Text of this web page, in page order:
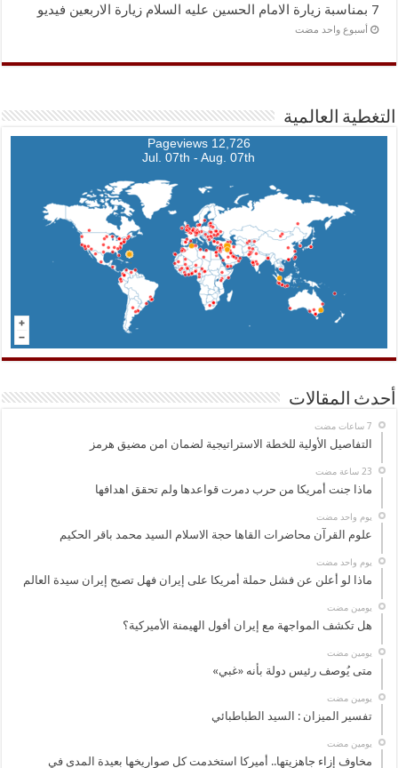
7 بمناسبة زيارة الامام الحسين عليه السلام زيارة الاربعين فيديو
‏أسبوع واحد مضت
التغطية العالمية
12,726 Pageviews
Jul. 07th - Aug. 07th
أحدث المقالات
التفاصيل الأولية للخطة الاستراتيجية لضمان امن مضيق هرمز
ماذا جنت أمريكا من حرب دمرت قواعدها ولم تحقق اهدافها
‏يوم واحد مضت
علوم القرآن محاضرات القاها حجة الاسلام السيد محمد باقر الحكيم
‏يوم واحد مضت
ماذا لو أعلن عن فشل حملة أمريكا على إيران فهل تصبح إيران سيدة العالم
‏يومين مضت
هل تكشف المواجهة مع إيران أفول الهيمنة الأميركية؟
‏يومين مضت
متى يُوصف رئيس دولة بأنه «غبي»
‏يومين مضت
تفسير الميزان : السيد الطباطبائي
‏يومين مضت
مخاوف إزاء جاهزيتها.. أميركا استخدمت كل صواريخها بعيدة المدى في